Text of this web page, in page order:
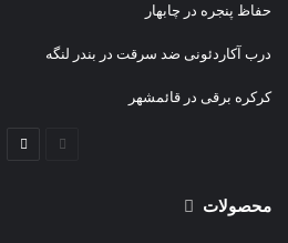
حفاظ پنجره در چابهار
درب آکاردئونی ضد سرقت در بندر لنگه
کرکره برقی در قائمشهر
صفحه
محصولات